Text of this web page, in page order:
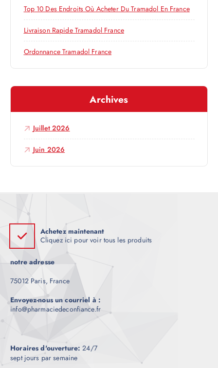
r
t
i
:Top 10 Des Endroits Où Acheter Du Tramadol En France
Livraison Rapide Tramadol France
Ordonnance Tramadol France
Archives
Juillet 2026
Juin 2026
Achetez maintenant
Cliquez ici pour voir tous les produits
notre adresse
75012 Paris, France
Envoyez-nous un courriel à :
info@pharmaciedeconfiance.fr
Horaires d'ouverture: 24/7
sept jours par semaine